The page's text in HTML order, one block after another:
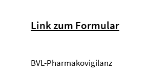
Link zum Formular
BVL-Pharmakovigilanz